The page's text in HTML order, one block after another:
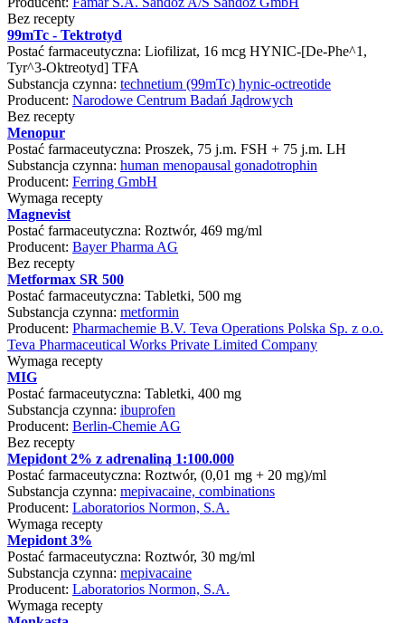
Bez recepty
99mTc - Tektrotyd
Postać farmaceutyczna: Liofilizat, 16 mcg HYNIC-[De-Phe^1,
Tyr^3-Oktreotyd] TFA
Substancja czynna: technetium (99mTc) hynic-octreotide
Producent: Narodowe Centrum Badań Jądrowych
Bez recepty
Menopur
Postać farmaceutyczna: Proszek, 75 j.m. FSH + 75 j.m. LH
Substancja czynna: human menopausal gonadotrophin
Producent: Ferring GmbH
Wymaga recepty
Magnevist
Postać farmaceutyczna: Roztwór, 469 mg/ml
Producent: Bayer Pharma AG
Bez recepty
Metformax SR 500
Postać farmaceutyczna: Tabletki, 500 mg
Substancja czynna: metformin
Producent: Pharmachemie B.V. Teva Operations Polska Sp. z o.o.
Teva Pharmaceutical Works Private Limited Company
Wymaga recepty
MIG
Postać farmaceutyczna: Tabletki, 400 mg
Substancja czynna: ibuprofen
Producent: Berlin-Chemie AG
Bez recepty
Mepidont 2% z adrenaliną 1:100.000
Postać farmaceutyczna: Roztwór, (0,01 mg + 20 mg)/ml
Substancja czynna: mepivacaine, combinations
Producent: Laboratorios Normon, S.A.
Wymaga recepty
Mepidont 3%
Postać farmaceutyczna: Roztwór, 30 mg/ml
Substancja czynna: mepivacaine
Producent: Laboratorios Normon, S.A.
Wymaga recepty